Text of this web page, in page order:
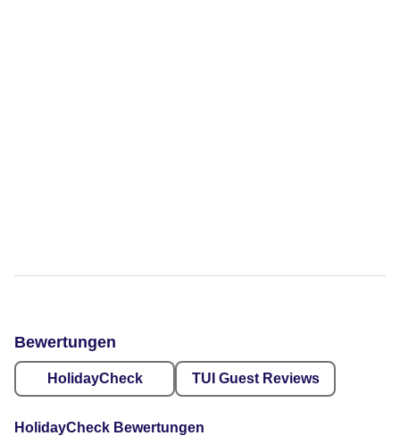
Bewertungen
HolidayCheck TUI Guest Reviews
HolidayCheck Bewertungen